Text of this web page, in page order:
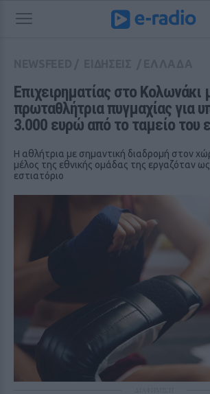
Επιχειρηματίας στο Κολωνάκι
πρωταθλήτρια πυγμαχίας για
3.000 ευρώ από το ταμείο του
Η αθλήτρια με σημαντική διαδρομή στον
μέλος της εθνικής ομάδας της εργαζόταν
εστιατόριο